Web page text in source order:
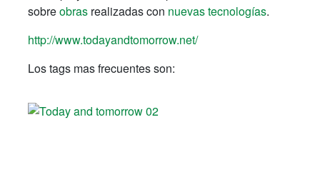
sobreobras realizadas con nuevas tecnologías.
http://www.todayandtomorrow.net/
Los tags mas frecuentes son: